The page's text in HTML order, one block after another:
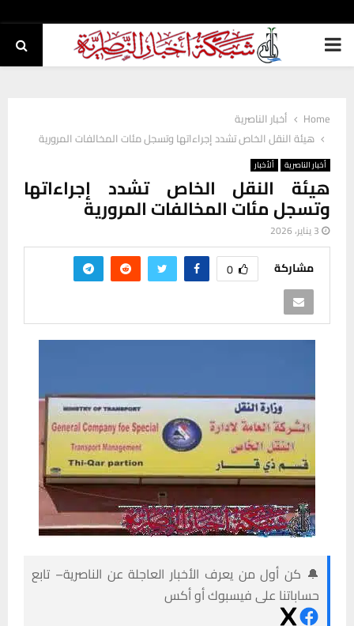
PRIMARY
Home
أخبار الناصرية
هيئة النقل الخاص تشدد إجراءاتها وتسجل مئات المخالفات المرورية
أخبار الناصرية ألأخبار
هيئة النقل الخاص تشدد إجراءاتها
وتسجل مئات المخالفات المرورية
3 يناير، 2026
مشاركة 0
🔔 كن أول من يعرف الأخبار العاجلة عن الناصرية– تابع
حساباتنا على فيسبوك أو أكس